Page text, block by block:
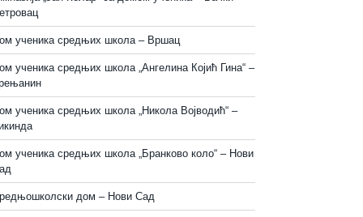
ученика средњих школа – Вршац
ученика средњих школа „Ангелина Којић Гина“ –
ученика средњих школа „Никола Војводић“ –
ученика средњих школа „Бранково коло“ – Нови
дом – Нови Сад